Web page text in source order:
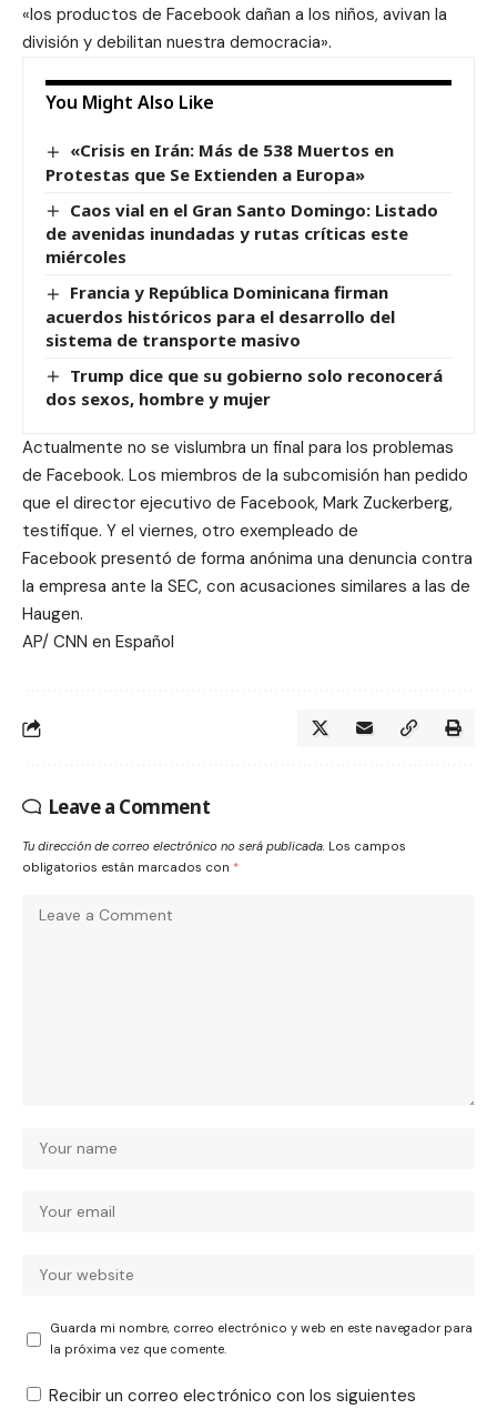
«los productos de Facebook dañan a los niños, avivan la
división y debilitan nuestra democracia».
You Might Also Like
«Crisis en Irán: Más de 538 Muertos en
Protestas que Se Extienden a Europa»
Caos vial en el Gran Santo Domingo: Listado
de avenidas inundadas y rutas críticas este
miércoles
Francia y República Dominicana firman
acuerdos históricos para el desarrollo del
sistema de transporte masivo
Trump dice que su gobierno solo reconocerá
dos sexos, hombre y mujer
Actualmente no se vislumbra un final para los problemas
de Facebook. Los miembros de la subcomisión han pedido
que el director ejecutivo de Facebook, Mark Zuckerberg,
testifique. Y el viernes, otro exempleado de
Facebook presentó de forma anónima una denuncia contra
la empresa ante la SEC, con acusaciones similares a las de
Haugen.
AP/ CNN en Español
Leave a Comment
Tu dirección de correo electrónico no será publicada. Los campos
obligatorios están marcados con *
Guarda mi nombre, correo electrónico y web en este navegador para
la próxima vez que comente.
Recibir un correo electrónico con los siguientes